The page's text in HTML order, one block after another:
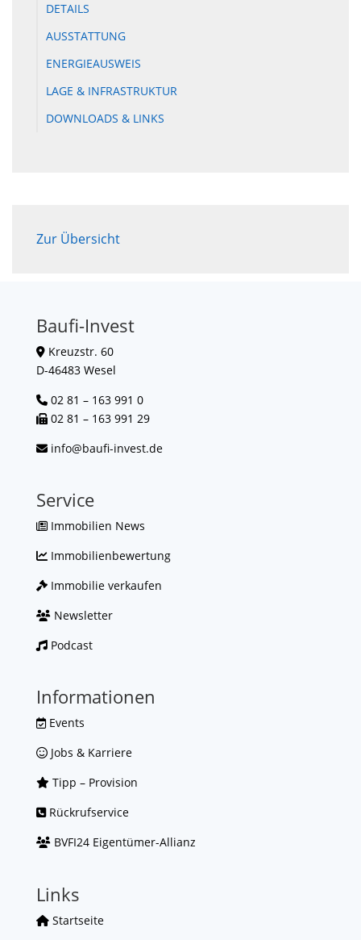
DETAILS
AUSSTATTUNG
ENERGIEAUSWEIS
LAGE & INFRASTRUKTUR
DOWNLOADS & LINKS
Zur Übersicht
Baufi-Invest
Kreuzstr. 60
D-46483 Wesel
02 81 – 163 991 0
02 81 – 163 991 29
info@baufi-invest.de
Service
Immobilien News
Immobilienbewertung
Immobilie verkaufen
Newsletter
Podcast
Informationen
Events
Jobs & Karriere
Tipp – Provision
Rückrufservice
BVFI24 Eigentümer-Allianz
Links
Startseite